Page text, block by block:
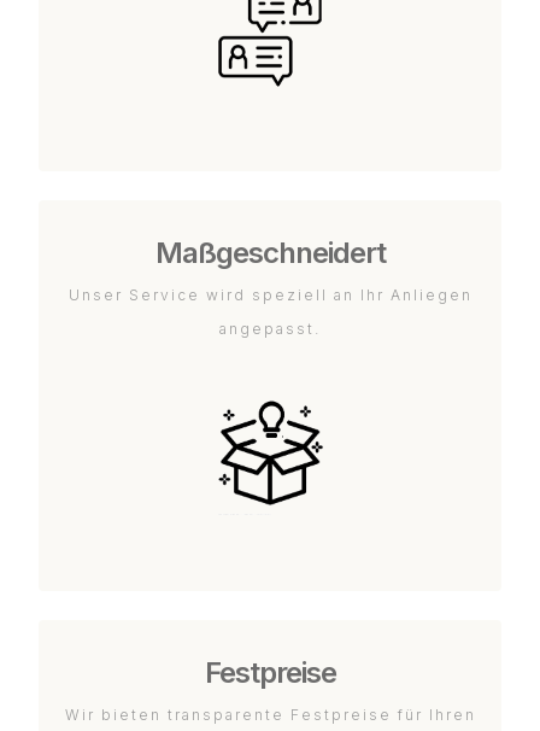
Maßgeschneidert
Unser Service wird speziell an Ihr Anliegen
angepasst.
Festpreise
Wir bieten transparente Festpreise für Ihren